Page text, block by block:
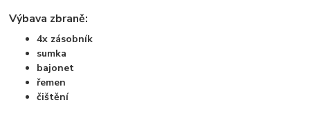
Výbava zbraně:
4x zásobník
sumka
bajonet
řemen
čištění